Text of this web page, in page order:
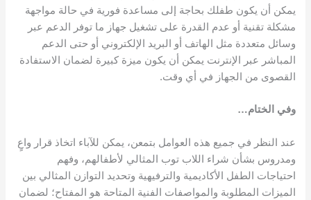
يمكن أن يكون طفلك بحاجة إلى مساعدة فورية في حالة مواجهة
مشكلة تقنية أو عدم القدرة على تشغيل جهاز ما توفر الدعم عبر
وسائل متعددة مثل الهاتف أو البريد الإلكتروني أو حتى الدعم
المباشر عبر الإنترنت يمكن أن يكون ميزة كبيرة لضمان الاستفادة
القصوى من الجهاز في أي وقت.
وفي الختام…
عند النظر في جميع هذه العوامل بتمعن، يمكن للآباء اتخاذ قرار واعٍ
ومدروس بشأن شراء اللاب توب المثالي لأطفالهم، وفهم
احتياجات الطفل الأكاديمية والترفيهية وتحديد التوازن المثالي بين
الميزات المطلوبة والمواصفات الفنية المتاحة هو المفتاح؛ لضمان